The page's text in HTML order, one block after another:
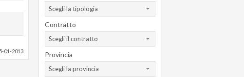
01-2013
Scegli la tipologia
Contratto
Scegli il contratto
Provincia
Scegli la provincia